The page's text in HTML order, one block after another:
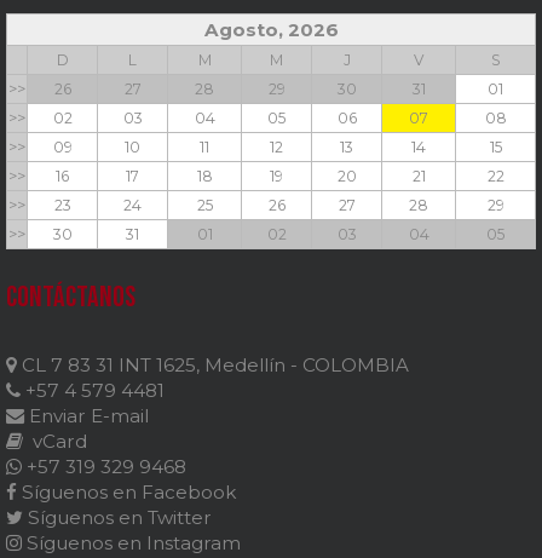
Agosto, 2026
D L M M J V
S
>>
26 27 28 29 30 31
01
>>
02 03 04 05 06 07
08
>>
09 10 11 12 13 14
15
>>
16 17 18 19 20 21
22
>>
23 24 25 26 27 28
29
>>
30 31 01 02 03 04 05
Contáctanos
CL 7 83 31 INT 1625, Medellín - COLOMBIA
+57 4 579 4481
Enviar E-mail
vCard
+57 319 329 9468
Síguenos en Facebook
Síguenos en Twitter
Síguenos en Instagram